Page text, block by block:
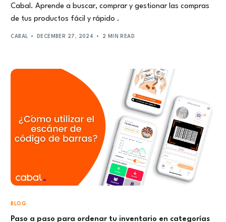
Cabal. Aprende a buscar, comprar y gestionar las compras
de tus productos fácil y rápido .
CABAL DECEMBER 27, 2024 2 MIN READ
BLOG
Paso a paso para ordenar tu inventario en categorías